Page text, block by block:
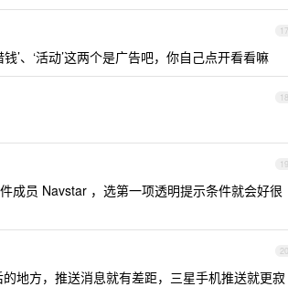
17
’、‘活动’这两个是广告吧，你自己点开看看嘛
18
19
成员 Navstar ，选第一项透明提示条件就会好很
20
地方，推送消息就有差距，三星手机推送就更寂